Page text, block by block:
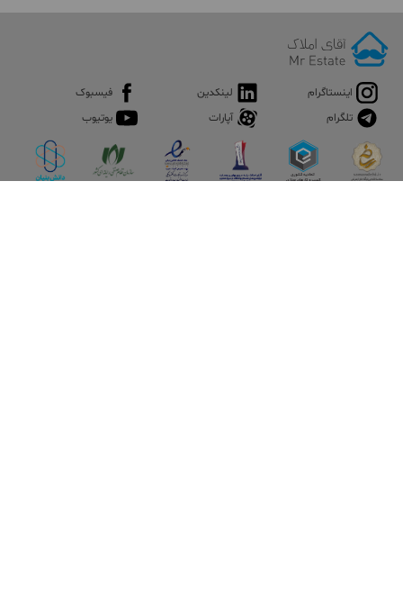
اینستاگرام لینکدین
فیسبوک
تلگرام
آپارات یوتیوب